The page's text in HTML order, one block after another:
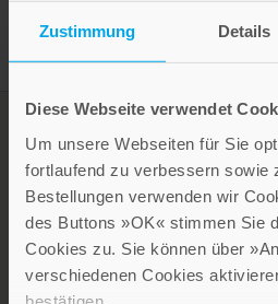
Zustimmung Details
Diese Webseite verwendet
Um unsere Webseiten für Sie
fortlaufend zu verbessern sowie
Bestellungen verwenden wir
des Buttons »OK« stimmen Sie
Cookies zu. Sie können über
verschiedenen Cookies